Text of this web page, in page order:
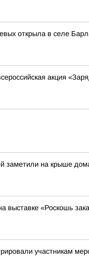
открыла в селе
акция
заметили на крыше
выставке «Роскошь
участникам